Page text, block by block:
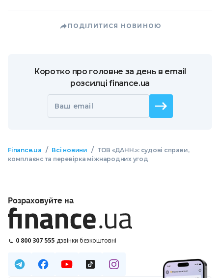
ПОДІЛИТИСЯ НОВИНОЮ
Коротко про головне за день в email
розсилці finance.ua
Ваш email
Finance.ua / Всі новини / ТОВ «ДАНН.»: судові справи,
комплаєнс та перевірка міжнародних угод
Розраховуйте на
0 800 307 555 дзвінки безкоштовні